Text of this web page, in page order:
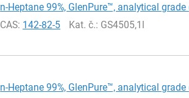
n-Heptane 99%, GlenPure™, analytical grade
CAS: 142-82-5 Kat. č.: GS4505,1l
n-Heptane 99%, GlenPure™, analytical